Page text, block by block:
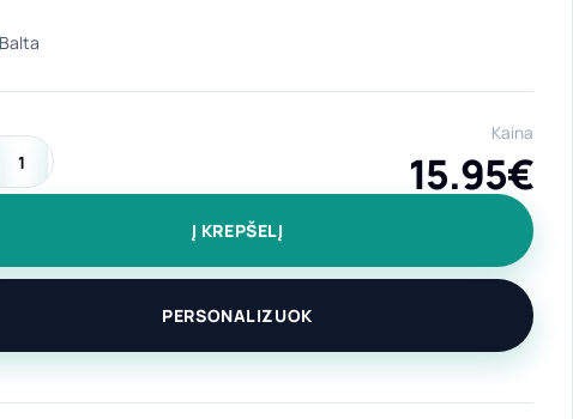
kiekis: Baltas puodelis "Ričardas" 400 ml
Kaina
15.95€
Į KREPŠELĮ
PERSONALIZUOK